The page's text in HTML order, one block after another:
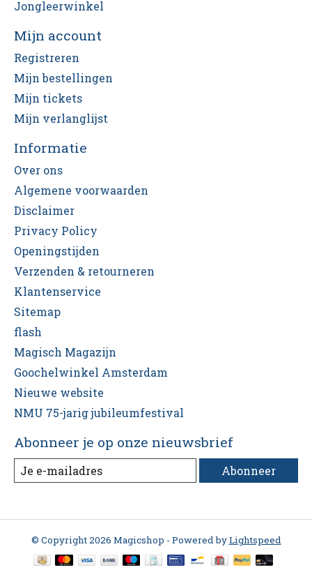
Jongleerwinkel
Mijn account
Registreren
Mijn bestellingen
Mijn tickets
Mijn verlanglijst
Informatie
Over ons
Algemene voorwaarden
Disclaimer
Privacy Policy
Openingstijden
Verzenden & retourneren
Klantenservice
Sitemap
flash
Magisch Magazijn
Goochelwinkel Amsterdam
Nieuwe website
NMU 75-jarig jubileumfestival
Abonneer je op onze nieuwsbrief
Abonneer
© Copyright 2026 Magicshop - Powered byLightspeed